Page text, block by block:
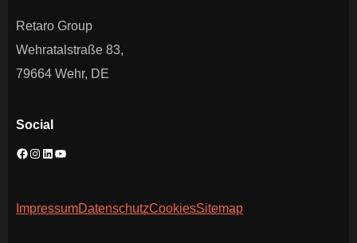
Retaro Group
Wehratalstraße 83,
79664 Wehr, DE
Social
ImpressumDatenschutzCookiesSitemap